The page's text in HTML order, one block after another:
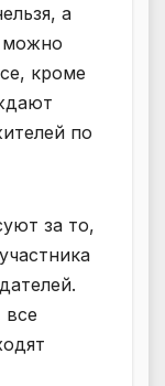
а
можно
кроме
по
за то,
все